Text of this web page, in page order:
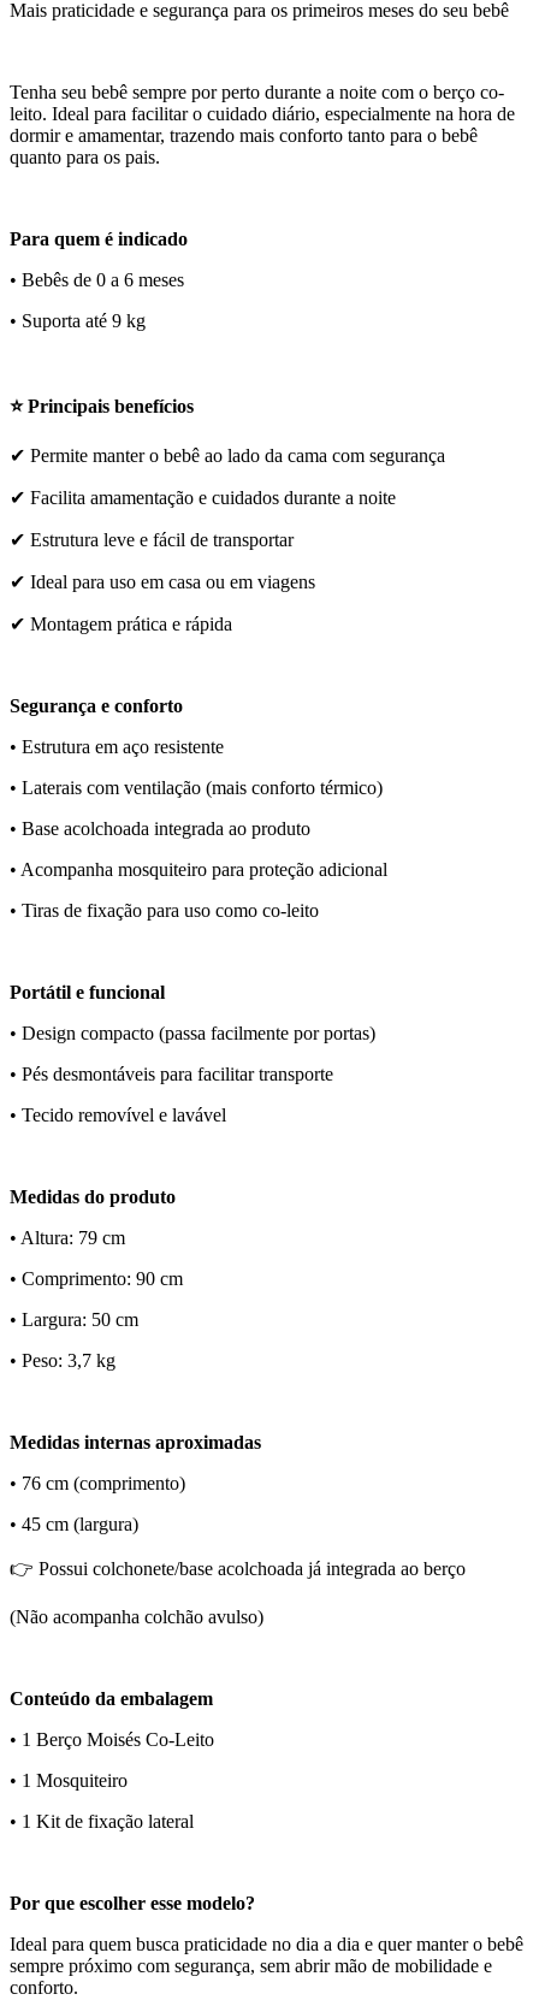
Mais praticidade e segurança para os primeiros meses do seu bebê
Tenha seu bebê sempre por perto durante a noite com o berço co-
leito. Ideal para facilitar o cuidado diário, especialmente na hora de
dormir e amamentar, trazendo mais conforto tanto para o bebê
quanto para os pais.
Para quem é indicado
• Bebês de 0 a 6 meses
• Suporta até 9 kg
⭐ Principais benefícios
✔ Permite manter o bebê ao lado da cama com segurança
✔ Facilita amamentação e cuidados durante a noite
✔ Estrutura leve e fácil de transportar
✔ Ideal para uso em casa ou em viagens
✔ Montagem prática e rápida
Segurança e conforto
• Estrutura em aço resistente
• Laterais com ventilação (mais conforto térmico)
• Base acolchoada integrada ao produto
• Acompanha mosquiteiro para proteção adicional
• Tiras de fixação para uso como co-leito
Portátil e funcional
• Design compacto (passa facilmente por portas)
• Pés desmontáveis para facilitar transporte
• Tecido removível e lavável
Medidas do produto
• Altura: 79 cm
• Comprimento: 90 cm
• Largura: 50 cm
• Peso: 3,7 kg
Medidas internas aproximadas
• 76 cm (comprimento)
• 45 cm (largura)
👉 Possui colchonete/base acolchoada já integrada ao berço
(Não acompanha colchão avulso)
Conteúdo da embalagem
• 1 Berço Moisés Co-Leito
• 1 Mosquiteiro
• 1 Kit de fixação lateral
Por que escolher esse modelo?
Ideal para quem busca praticidade no dia a dia e quer manter o bebê
sempre próximo com segurança, sem abrir mão de mobilidade e
conforto.